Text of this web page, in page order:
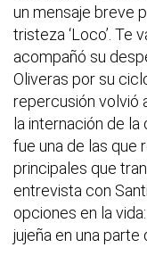
un mensaje breve
tristeza ‘Loco’. Te
acompañó su
Oliveras por su
repercusión volvió
la internación de la
fue una de las que
principales que
entrevista con
opciones en la
jujeña en una